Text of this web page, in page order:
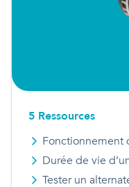
5 Ressources
Fonctionnement
Durée de vie
Tester un